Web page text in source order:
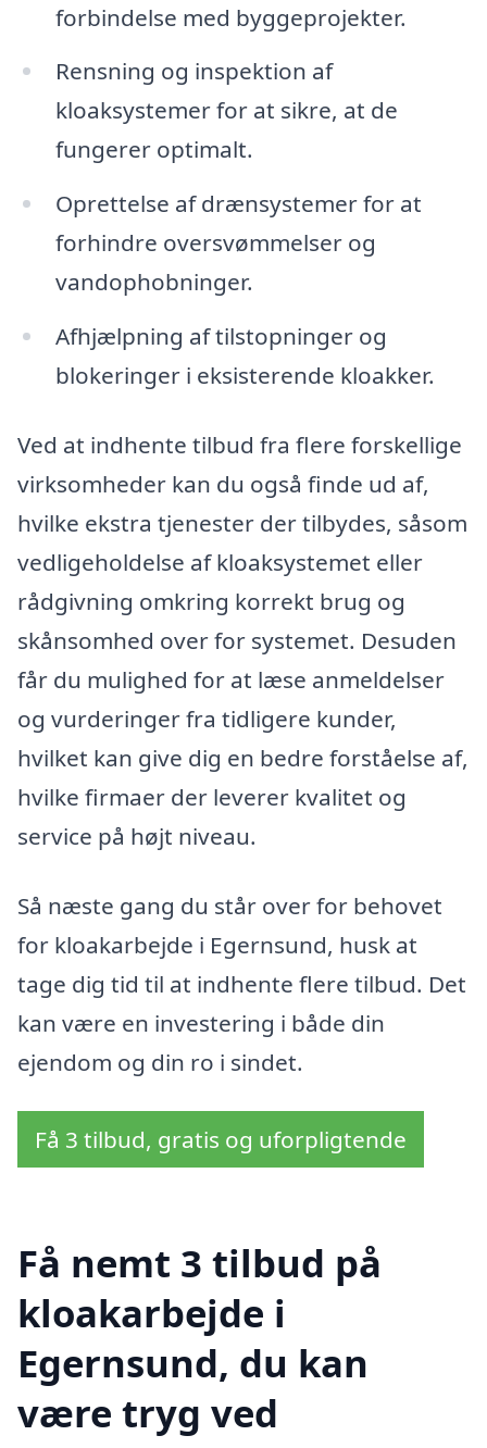
forbindelse med byggeprojekter.
Rensning og inspektion af
kloaksystemer for at sikre, at de
fungerer optimalt.
Oprettelse af drænsystemer for at
forhindre oversvømmelser og
vandophobninger.
Afhjælpning af tilstopninger og
blokeringer i eksisterende kloakker.
Ved at indhente tilbud fra flere forskellige
virksomheder kan du også finde ud af,
hvilke ekstra tjenester der tilbydes, såsom
vedligeholdelse af kloaksystemet eller
rådgivning omkring korrekt brug og
skånsomhed over for systemet. Desuden
får du mulighed for at læse anmeldelser
og vurderinger fra tidligere kunder,
hvilket kan give dig en bedre forståelse af,
hvilke firmaer der leverer kvalitet og
service på højt niveau.
Så næste gang du står over for behovet
for kloakarbejde i Egernsund, husk at
tage dig tid til at indhente flere tilbud. Det
kan være en investering i både din
ejendom og din ro i sindet.
Få 3 tilbud, gratis og uforpligtende
Få nemt 3 tilbud på
kloakarbejde i
Egernsund, du kan
være tryg ved